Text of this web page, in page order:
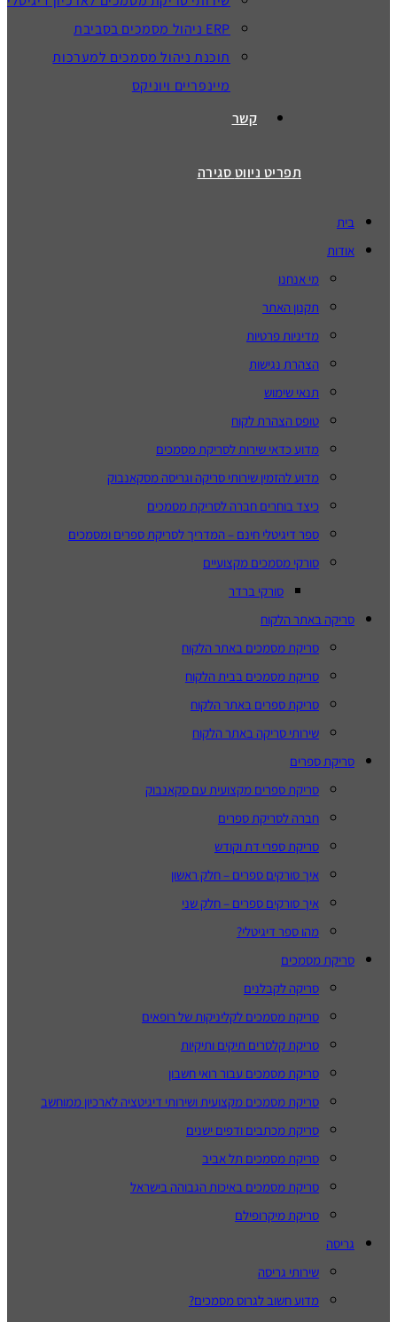
ERP ניהול מסמכים בסביבת
תוכנת ניהול מסמכים למערכות
מיינפריים ויוניקס
קשר
תפריט ניווטסגירה
בית
אודות
מי אנחנו
תקנון האתר
מדיניות פרטיות
הצהרת נגישות
תנאי שימוש
טופס הצהרת לקוח
מדוע כדאי שירות לסריקת מסמכים
מדוע להזמין שירותי סריקה וגריסה מסקאנבוק
כיצד בוחרים חברה לסריקת מסמכים
ספר דיגיטלי חינם – המדריך לסריקת ספרים ומסמכים
סורקי מסמכים מקצועיים
סורקי ברדר
סריקה באתר הלקוח
סריקת מסמכים באתר הלקוח
סריקת מסמכים בבית הלקוח
סריקת ספרים באתר הלקוח
שירותי סריקה באתר הלקוח
סריקת ספרים
סריקת ספרים מקצועית עם סקאנבוק
חברה לסריקת ספרים
סריקת ספרי דת וקודש
איך סורקים ספרים – חלק ראשון
איך סורקים ספרים – חלק שני
מהו ספר דיגיטלי?
סריקת מסמכים
סריקה לקבלנים
סריקת מסמכים לקליניקות של רופאים
סריקת קלסרים תיקים ותיקיות
סריקת מסמכים עבור רואי חשבון
סריקת מסמכים מקצועית ושירותי דיגיטציה לארכיון ממוחשב
סריקת מכתבים ודפים ישנים
סריקת מסמכים תל אביב
סריקת מסמכים באיכות הגבוהה בישראל
סריקת מיקרופילם
גריסה
שירותי גריסה
מדוע חשוב לגרוס מסמכים?